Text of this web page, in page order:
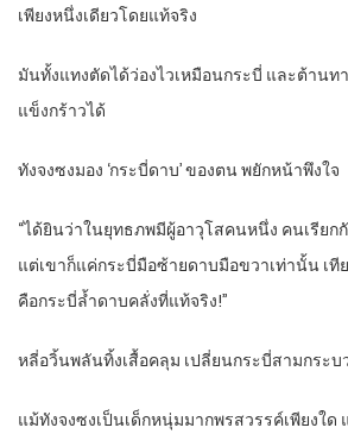
เพียงหนึ่งเดียวโดยแท้จริง
มันทั้งแทงตัดได้ว่องไวเหมือนกระบี่ และต้านท
แข็งกร้าวได้
ทังจงซงมอง ‘กระบี่ดาบ’ ของตน พยักหน้าพึงใจ
“ได้ยินว่าในยุทธภพมีผู้อาวุโสคนหนึ่ง คนเรียก
แต่เขาก็แค่กระบี่มือซ้ายดาบมือขวาเท่านั้น เ
คือกระบี่ล้ำดาบคลั่งที่แท้จริง!”
หลี่อวิ้นพลันทิ้งเสื้อคลุม เปลี่ยนกระบี่สามกระบ
แม้ทังจงซงเป็นเด็กหนุ่มมากพรสวรรค์เพียงใด